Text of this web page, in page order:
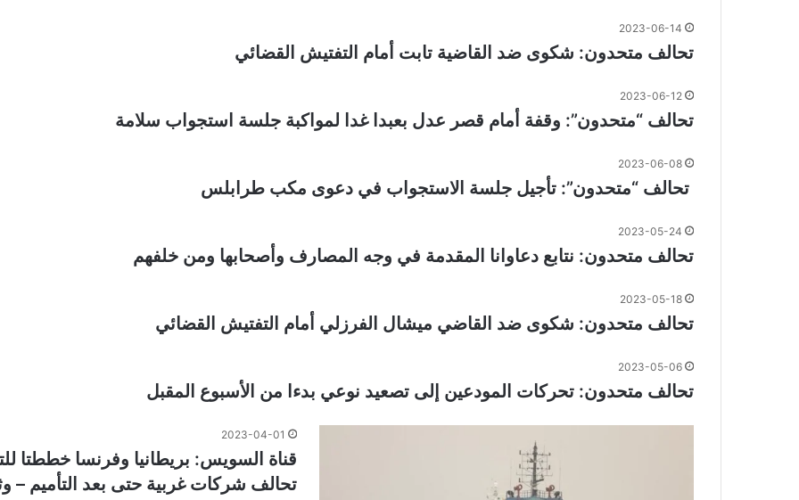
2023-06-14
تحالف متحدون: شكوى ضد القاضية تابت أمام التفتيش القضائي
2023-06-12
تحالف “متحدون”: وقفة أمام قصر عدل بعبدا غدا لمواكبة جلسة استجواب سلامة
2023-06-08
تحالف “متحدون”: تأجيل جلسة الاستجواب في دعوى مكب طرابلس
2023-05-24
تحالف متحدون: نتابع دعاوانا المقدمة في وجه المصارف وأصحابها ومن خلفهم
2023-05-18
تحالف متحدون: شكوى ضد القاضي ميشال الفرزلي أمام التفتيش القضائي
2023-05-06
تحالف متحدون: تحركات المودعين إلى تصعيد نوعي بدءا من الأسبوع المقبل
2023-04-01
قناة السويس: بريطانيا وفرنسا خططتا
تحالف شركات غربية حتى بعد التأميم –